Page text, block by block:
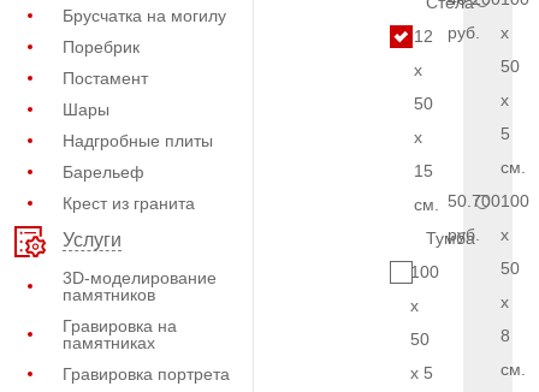
Брусчатка на могилу
Поребрик
Постамент
Шары
Надгробные плиты
Барельеф
Крест из гранита
Услуги
3D-моделирование
памятников
Гравировка на
памятниках
Гравировка портрета
12
x
50
x
15
см.
Тумба
100
x
50
x 5
руб.
x
50
x
5
см.
50.700
руб.
100
x
50
x
8
см.